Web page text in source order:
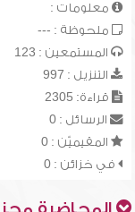
معلومات :
ملحوظة : ---
المستمعين : 123
التنزيل : 997
قراءة: 2305
الرسائل : 0
المقيميّن : 0
في خزائن : 0